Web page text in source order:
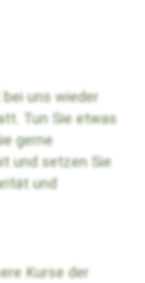
uns wieder
Tun Sie etwas
gerne
und setzen Sie
und
Kurse der